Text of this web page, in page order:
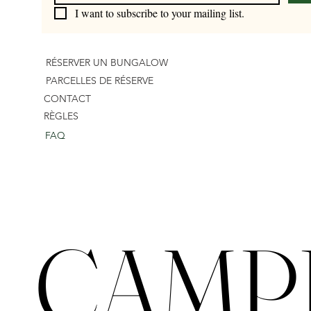
I want to subscribe to your mailing list.
RÉSERVER UN BUNGALOW
PARCELLES DE RÉSERVE
CONTACT
RÈGLES
FAQ